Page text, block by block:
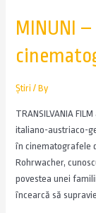
MINUNI
Știri / By
TRANSILVANIA
italiano-austriaco-
în cinematografele
Rohrwacher,
povestea unei
încearcă să